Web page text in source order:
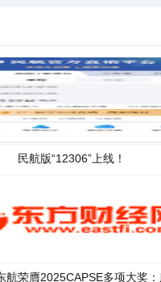
民航版“12306”上线！
航荣膺2025CAPSE多项大奖：